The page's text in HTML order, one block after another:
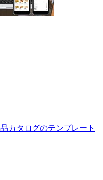
カタログのテンプレート